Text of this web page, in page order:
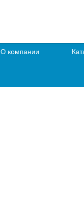
О компании